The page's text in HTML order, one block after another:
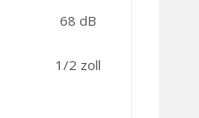
68 dB
1/2 zoll